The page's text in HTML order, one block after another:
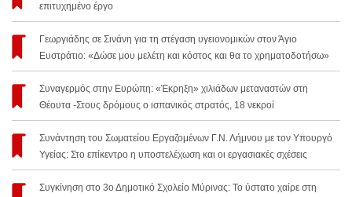
επιτυχημένο έργο
Γεωργιάδης σε Σινάνη για τη στέγαση υγειονομικών στον Άγιο
Ευστράτιο: «Δώσε μου μελέτη και κόστος και θα το χρηματοδοτήσω»
Συναγερμός στην Ευρώπη: «Έκρηξη» χιλιάδων μεταναστών στη
Θέουτα -Στους δρόμους ο ισπανικός στρατός, 18 νεκροί
Συνάντηση του Σωματείου Εργαζομένων Γ.Ν. Λήμνου με τον Υπουργό
Υγείας: Στο επίκεντρο η υποστελέχωση και οι εργασιακές σχέσεις
Συγκίνηση στο 3ο Δημοτικό Σχολείο Μύρινας: Το ύστατο χαίρε στη